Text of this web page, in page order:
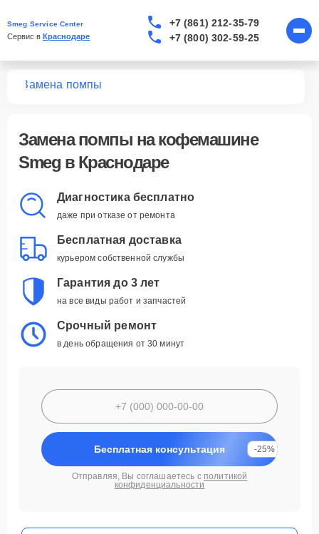
Smeg Service Center
Сервис в Краснодаре
+7 (861) 212-35-79
+7 (800) 302-59-25
Замена помпы
Замена помпы на кофемашине
Smeg в Краснодаре
Диагностика бесплатно
даже при отказе от ремонта
Бесплатная доставка
курьером собственной службы
Гарантия до 3 лет
на все виды работ и запчастей
Срочный ремонт
в день обращения от 30 минут
Бесплатная консультация -25%
Отправляя, Вы соглашаетесь с политикой
конфиденциальности